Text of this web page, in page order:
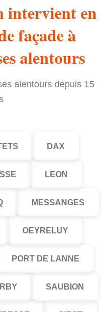
intervient en
façade à
alentours
alentours depuis 15
DAX
LEON
MESSANGES
OEYRELUY
PORT DE LANNE
SAUBION